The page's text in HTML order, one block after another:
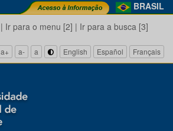
BRASIL
| Ir para o menu [2] | Ir para a busca [3]
a+ a- a English Español Français